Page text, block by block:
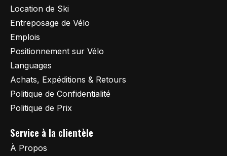
Location de Ski
Entreposage de Vélo
Emplois
Positionnement sur Vélo
Languages
Achats, Expéditions & Retours
Politique de Confidentialité
Politique de Prix
Service à la clientèle
À Propos